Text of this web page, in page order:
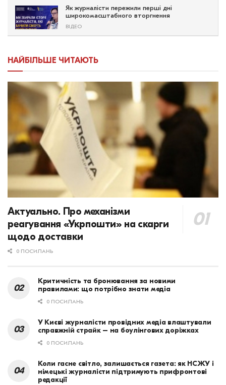
Як журналісти пережили перші дні
широкомасштабного вторгнення
ВІДЕО
НАЙБІЛЬШЕ ЧИТАЮТЬ
Актуально. Про механізми
реагування «Укрпошти» на скарги
щодо доставки
0 ПОСИЛАНЬ
Критичність та бронювання за новими
правилами: що потрібно знати медіа
0 ПОСИЛАНЬ
У Києві журналісти провідних медіа влаштували
справжній страйк – на боулінгових доріжках
0 ПОСИЛАНЬ
Коли гасне світло, залишається газета: як НСЖУ і
німецькі журналісти підтримують прифронтові
редакції